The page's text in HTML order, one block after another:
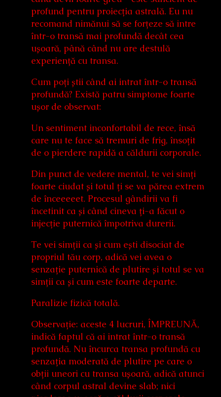
profund pentru proiecția astrală. Eu nu
recomand nimănui să se forțeze să intre
într-o transă mai profundă decât cea
ușoară, până când nu are destulă
experiență cu transa.
Cum poți știi când ai intrat într-o transă
profundă? Există patru simptome foarte
ușor de observat:
Un sentiment inconfortabil de rece, însă
care nu te face să tremuri de frig, însoțit
de o pierdere rapidă a căldurii corporale.
Din punct de vedere mental, te vei simți
foarte ciudat și totul ți se va părea extrem
de înceeeeet. Procesul gândirii va fi
încetinit ca și când cineva ți-a făcut o
injecție puternică împotriva durerii.
Te vei simții ca și cum ești disociat de
propriul tău corp, adică vei avea o
senzație puternică de plutire și totul se va
simții ca și cum este foarte departe.
Paralizie fizică totală.
Observație: aceste 4 lucruri, ÎMPREUNĂ,
indică faptul că ai intrat într-o transă
profundă. Nu încurca transa profundă cu
senzația moderată de plutire pe care o
obții uneori cu transa ușoară, adică atunci
când corpul astral devine slab; nici